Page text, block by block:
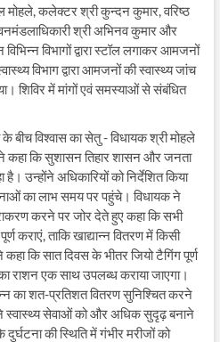
मोहले, कलेक्टर श्री कुन्दन कुमार, वरिष्ठ
श्री अभिनव कुमार और
विभागों द्वारा स्टॉल लगाकर आमजनों
विभाग द्वारा आमजनों की स्वास्थ्य जांच
शिविर में मांगों एवं समस्याओं से संबंधित
कहा कि सुशासन तिहार शासन और जनता
उन्होंने अधिकारियों को निर्देशित किया
का लाभ समय पर पहुंचे। विधायक ने
करने पर जोर देते हुए कहा कि सभी
कराएं, ताकि खाद्यान्न वितरण में किसी
कि सात दिवस के भीतर जियो टैगिंग पूर्ण
का राशन एक साथ उपलब्ध कराया जाएगा।
का शत-प्रतिशत वितरण सुनिश्चित करने
स्वास्थ्य सेवाओं को और अधिक सुदृढ़ बनाने
की स्थिति में गंभीर मरीजों को